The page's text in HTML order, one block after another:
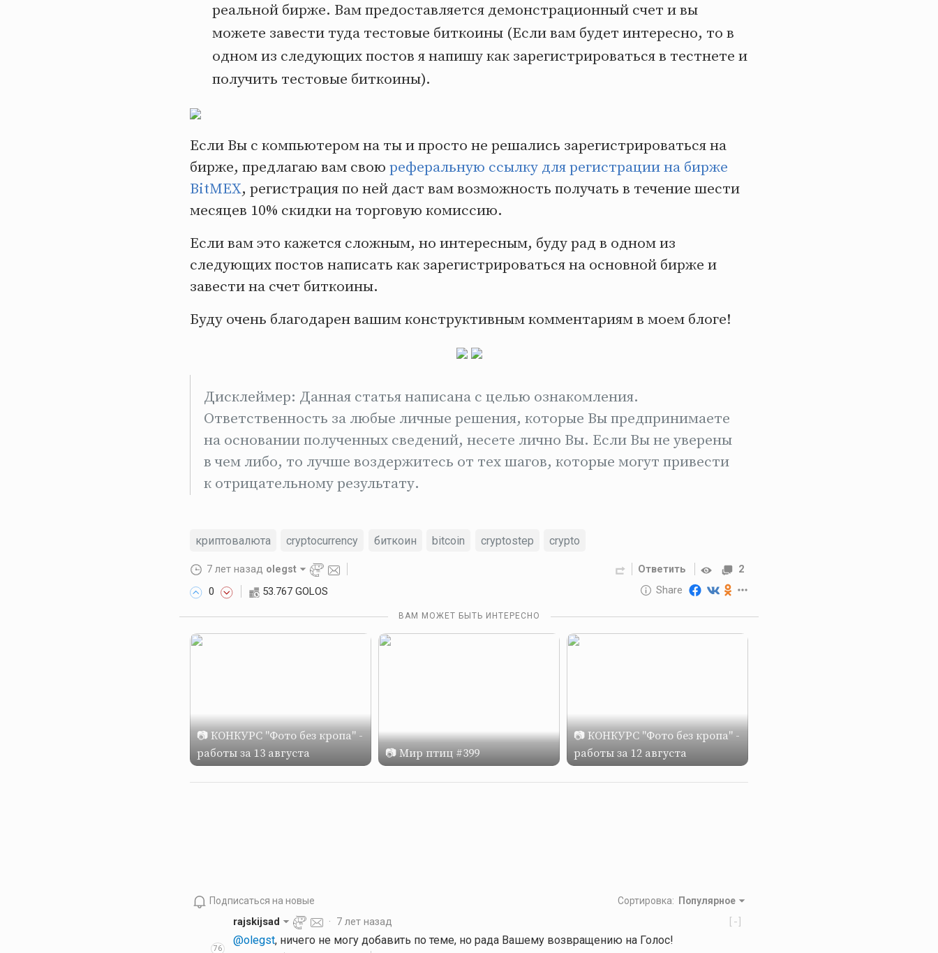
реальной бирже. Вам предоставляется демонстрационный счет и вы
можете завести туда тестовые биткоины (Если вам будет интересно, то в
одном из следующих постов я напишу как зарегистрироваться в тестнете и
получить тестовые биткоины).
Если Вы с компьютером на ты и просто не решались зарегистрироваться на
бирже, предлагаю вам свою реферальную ссылку для регистрации на бирже
BitMEX, регистрация по ней даст вам возможность получать в течение шести
месяцев 10% скидки на торговую комиссию.
Если вам это кажется сложным, но интересным, буду рад в одном из
следующих постов написать как зарегистрироваться на основной бирже и
завести на счет биткоины.
Буду очень благодарен вашим конструктивным комментариям в моем блоге!
Дисклеймер: Данная статья написана с целью ознакомления.
Ответственность за любые личные решения, которые Вы предпринимаете
на основании полученных сведений, несете лично Вы. Если Вы не уверены
в чем либо, то лучше воздержитесь от тех шагов, которые могут привести
к отрицательному результату.
криптовалюта cryptocurrency биткоин bitcoin cryptostep crypto
7 лет назад olegst
0 53.767 GOLOS
Ответить 2
Share
Reward
10 GOLOS
ВАМ МОЖЕТ БЫТЬ ИНТЕРЕСНО
📷 КОНКУРС "Фото без кропа" -
работы за 13 августа
📷 Мир птиц #399
📷 КОНКУРС "Фото без кропа" -
работы за 12 августа
Подписаться на новые Сортировка: Популярное
76
[-]
rajskijsad · 7 лет назад
@olegst, ничего не могу добавить по теме, но рада Вашему возвращению на Голос!